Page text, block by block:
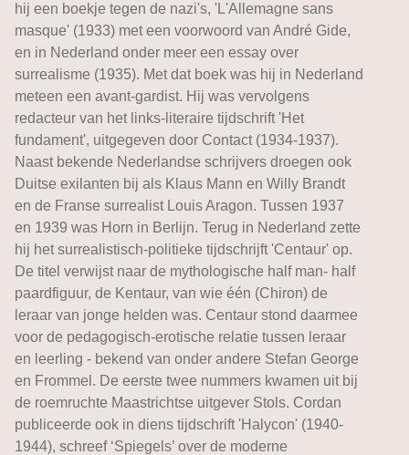
hij een boekje tegen de nazi's, 'L'Allemagne sans
masque' (1933) met een voorwoord van André Gide,
en in Nederland onder meer een essay over
surrealisme (1935). Met dat boek was hij in Nederland
meteen een avant-gardist. Hij was vervolgens
redacteur van het links-literaire tijdschrift 'Het
fundament', uitgegeven door Contact (1934-1937).
Naast bekende Nederlandse schrijvers droegen ook
Duitse exilanten bij als Klaus Mann en Willy Brandt
en de Franse surrealist Louis Aragon. Tussen 1937
en 1939 was Horn in Berlijn. Terug in Nederland zette
hij het surrealistisch-politieke tijdschrijft 'Centaur' op.
De titel verwijst naar de mythologische half man- half
paardfiguur, de Kentaur, van wie één (Chiron) de
leraar van jonge helden was. Centaur stond daarmee
voor de pedagogisch-erotische relatie tussen leraar
en leerling - bekend van onder andere Stefan George
en Frommel. De eerste twee nummers kwamen uit bij
de roemruchte Maastrichtse uitgever Stols. Cordan
publiceerde ook in diens tijdschrift 'Halycon' (1940-
1944), schreef ‘Spiegels’ over de moderne